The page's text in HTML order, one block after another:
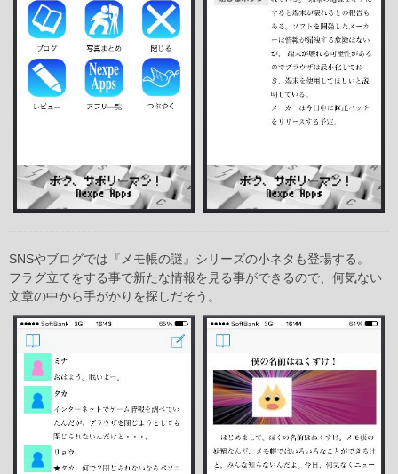
SNSやブログでは『メモ帳の謎』シリーズの小ネタも登場する。
フラグ立てをする事で新たな情報を見る事ができるので、何気ない
文章の中から手がかりを探しだそう。